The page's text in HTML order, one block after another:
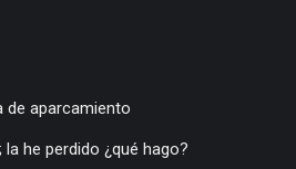
de aparcamiento
he perdido ¿qué hago?